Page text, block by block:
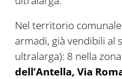
Nel territorio
armadi, già vendibili al
ultralarga): 8 nella
dell’Antella, Via